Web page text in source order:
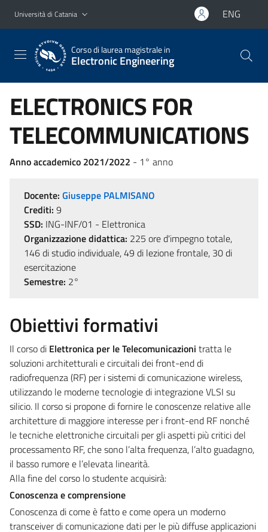
Vai al contenuto principale
Vai al menu di navigazione
Università di Catania ENG
Corso di laurea magistrale in
Electronic Engineering
ELECTRONICS FOR
TELECOMMUNICATIONS
Anno accademico 2021/2022 - 1° anno
Docente: Giuseppe PALMISANO
Crediti: 9
SSD: ING-INF/01 - Elettronica
Organizzazione didattica: 225 ore d'impegno totale,
146 di studio individuale, 49 di lezione frontale, 30 di
esercitazione
Semestre: 2°
Obiettivi formativi
Il corso di Elettronica per le Telecomunicazioni tratta le
soluzioni architetturali e circuitali dei front-end di
radiofrequenza (RF) per i sistemi di comunicazione wireless,
utilizzando le moderne tecnologie di integrazione VLSI su
silicio. Il corso si propone di fornire le conoscenze relative alle
architetture di maggiore interesse per i front-end RF nonché
le tecniche elettroniche circuitali per gli aspetti più critici del
processamento RF, che sono l’alta frequenza, l’alto guadagno,
il basso rumore e l’elevata linearità.
Alla fine del corso lo studente acquisirà:
Conoscenza e comprensione
Conoscenza di come è fatto e come opera un moderno
transceiver di comunicazione dati per le più diffuse applicazioni